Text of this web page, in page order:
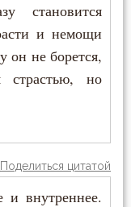
становится
и немощи
он не борется,
страстью, но
Поделиться цитатой
и внутреннее.